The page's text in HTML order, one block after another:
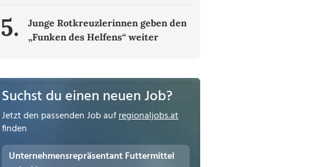
5.
Junge Rotkreuzlerinnen geben den
„Funken des Helfens“ weiter
Suchst du einen neuen Job?
Jetzt den passenden Job aufregionaljobs.at
finden
Unternehmensrepräsentant Futtermittel